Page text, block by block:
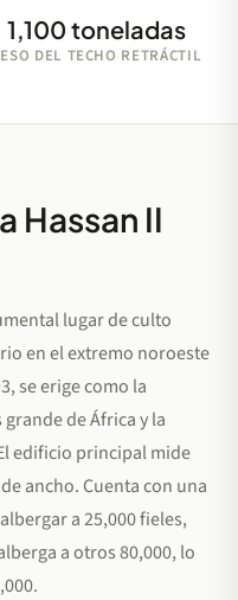
1,100 toneladas
DEL TECHO RETRÁCTIL
Hassan II
lugar de culto
en el extremo noroeste
se erige como la
de África y la
edificio principal mide
ancho. Cuenta con una
a 25,000 fieles,
a otros 80,000, lo